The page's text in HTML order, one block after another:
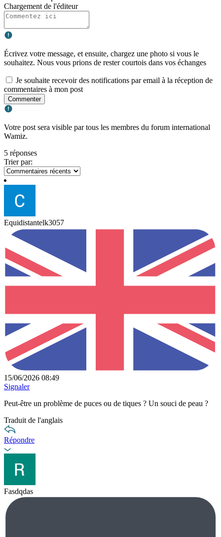
Chargement de l'éditeur
Écrivez votre message, et ensuite, chargez une photo si vous le
souhaitez. Nous vous prions de rester courtois dans vos échanges
Je souhaite recevoir des notifications par email à la réception de
commentaires à mon post
Commenter
Votre post sera visible par tous les membres du forum international
Wamiz.
5 réponses
Trier par:
Equidistantelk3057
15/06/2026 08:49
Signaler
Peut-être un problème de puces ou de tiques ? Un souci de peau ?
Traduit de l'anglais
Répondre
Fasdqdas